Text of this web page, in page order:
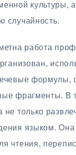
культуры,
случайность.
работа
формулы,
фрагменты. В
не только
языком. Она
чтения,